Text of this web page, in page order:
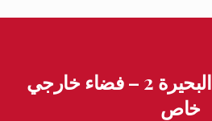
شقة بشرفة في البحيرة 2 – فضاء خارجي
خاص